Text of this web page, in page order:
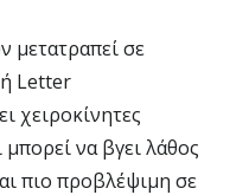
μετατραπεί σε
Letter
χειροκίνητες
να βγει λάθος
πιο προβλέψιμη σε